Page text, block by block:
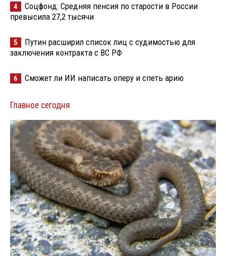
4
Соцфонд: Средняя пенсия по старости в России
превысила 27,2 тысячи
5
Путин расширил список лиц с судимостью для
заключения контракта с ВС РФ
6 Сможет ли ИИ написать оперу и спеть арию
Главное сегодня